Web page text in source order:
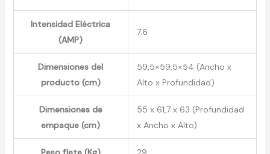
Intensidad Eléctrica
(AMP)
7.6
Dimensiones del
producto (cm)
59,5×59,5×54 (Ancho x
Alto x Profundidad)
Dimensiones de
empaque (cm)
55 x 61,7 x 63 (Profundidad
x Ancho x Alto)